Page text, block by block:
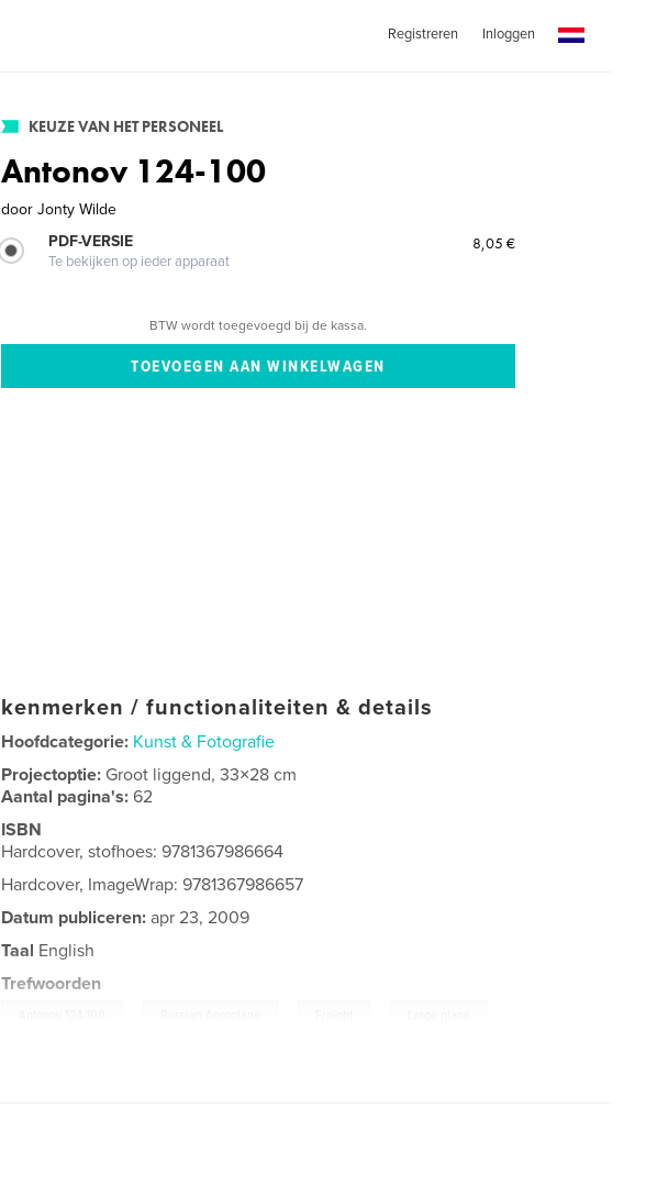
Registreren Inloggen
KEUZE VAN HET PERSONEEL
Antonov 124-100
door Jonty Wilde
PDF-VERSIE
Te bekijken op ieder apparaat
8,05 €
BTW wordt toegevoegd bij de kassa.
kenmerken / functionaliteiten & details
Hoofdcategorie: Kunst & Fotografie
Projectoptie: Groot liggend, 33×28 cm
Aantal pagina's:62
ISBN
Hardcover, stofhoes: 9781367986664
Hardcover, ImageWrap: 9781367986657
Datum publiceren: apr 23, 2009
Taal English
Trefwoorden